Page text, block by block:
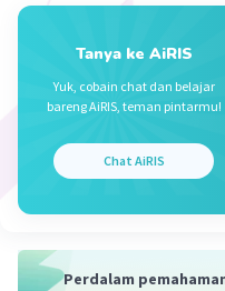
Tanya ke AiRIS
Yuk, cobain chat dan belajar
bareng AiRIS, teman pintarmu!
Chat AiRIS
Perdalam